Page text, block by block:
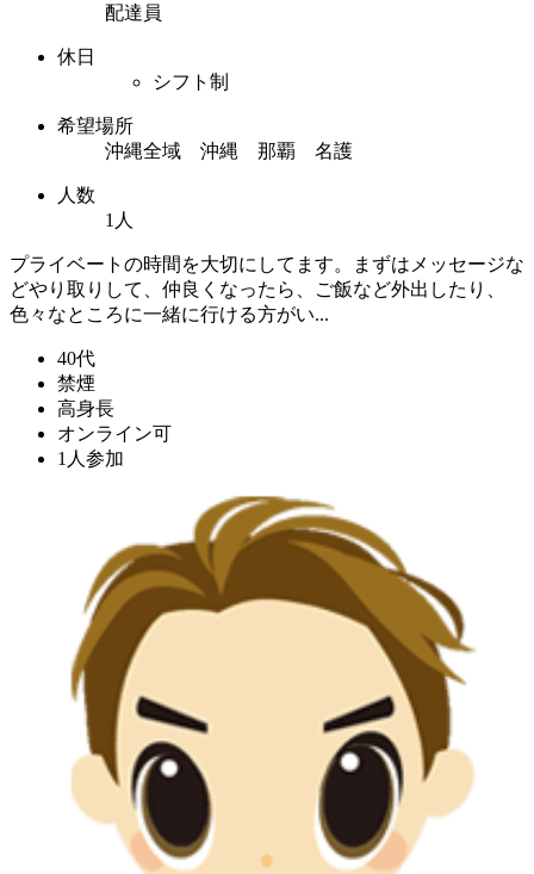
配達員
休日
シフト制
希望場所
沖縄全域 沖縄 那覇 名護
人数
1人
プライベートの時間を大切にしてます。まずはメッセージな
どやり取りして、仲良くなったら、ご飯など外出したり、
色々なところに一緒に行ける方がい...
40代
禁煙
高身長
オンライン可
1人参加